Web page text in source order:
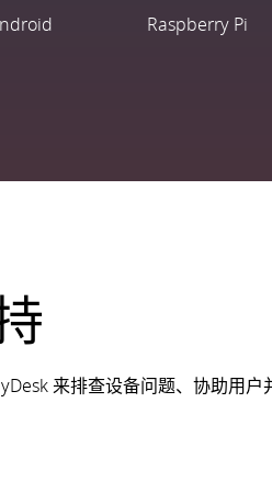
Raspberry Pi
来排查设备问题、协助用